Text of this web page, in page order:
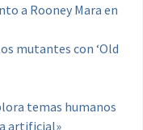
a Rooney Mara en
mutantes con ‘Old
temas humanos
artificial»